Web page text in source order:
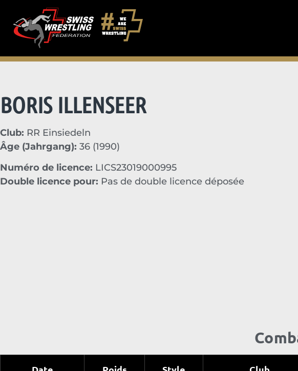
BORIS ILLENSEER
Club: RR Einsiedeln
Âge (Jahrgang): 36 (1990)
Numéro de licence: LICS23019000995
Double licence pour: Pas de double licence déposée